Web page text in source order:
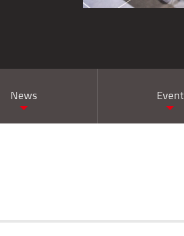
News Event